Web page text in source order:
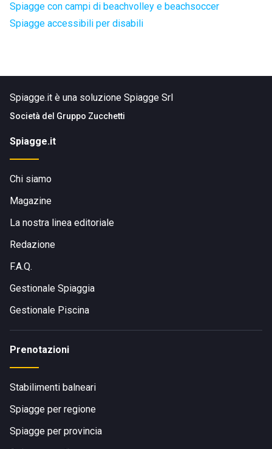
Spiagge con campi di beachvolley e beachsoccer
Spiagge accessibili per disabili
Spiagge.it è una soluzione Spiagge Srl
Società del Gruppo Zucchetti
Spiagge.it
Chi siamo
Magazine
La nostra linea editoriale
Redazione
F.A.Q.
Gestionale Spiaggia
Gestionale Piscina
Prenotazioni
Stabilimenti balneari
Spiagge per regione
Spiagge per provincia